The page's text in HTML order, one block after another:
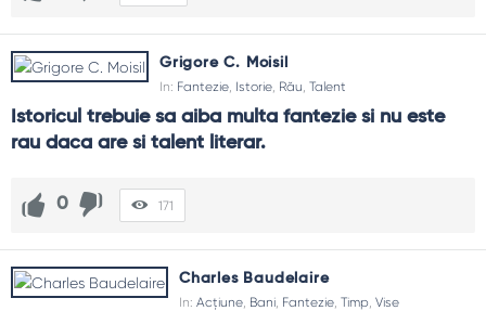
Grigore C. Moisil
In: Fantezie, Istorie, Rău, Talent
Istoricul trebuie sa aiba multa fantezie si nu este
rau daca are si talent literar.
0 171
Charles Baudelaire
In: Acțiune, Bani, Fantezie, Timp, Vise